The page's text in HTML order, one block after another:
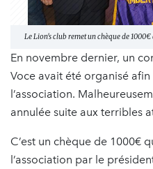
Le Lion's club remet un chèque de
En novembre dernier, un
Voce avait été organisé
l’association.
annulée suite aux terribles
C’est un chèque de 1000€
l’association par le